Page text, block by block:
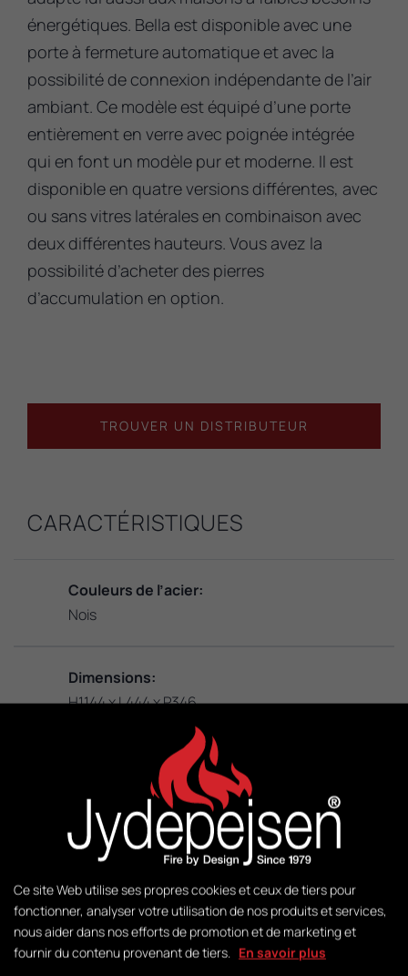
énergétiques. Bella est disponible avec une
porte à fermeture automatique et avec la
possibilité de connexion indépendante de l’air
ambiant. Ce modèle est équipé d’une porte
entièrement en verre avec poignée intégrée
qui en font un modèle pur et moderne. Il est
disponible en quatre versions différentes, avec
ou sans vitres latérales en combinaison avec
deux différentes hauteurs. Vous avez la
possibilité d’acheter des pierres
d’accumulation en option.
TROUVER UN DISTRIBUTEUR
CARACTÉRISTIQUES
Couleurs de l’acier:
Nois
Dimensions:
H1144 x L444 x P346
M2:
Poids:
125 kg
Ce site Web utilise ses propres cookies et ceux de tiers pour
fonctionner, analyser votre utilisation de nos produits et services,
nous aider dans nos efforts de promotion et de marketing et
fournir du contenu provenant de tiers. En savoir plus